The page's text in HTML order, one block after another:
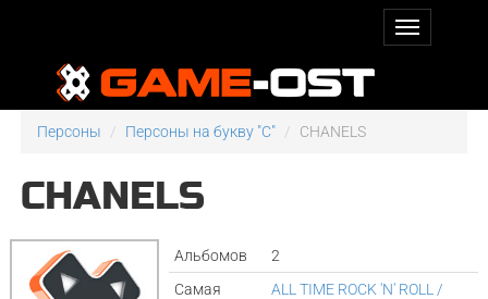
Персоны Персоны на букву "C" CHANELS
CHANELS
Альбомов
2
Самая
ALL TIME ROCK 'N' ROLL /